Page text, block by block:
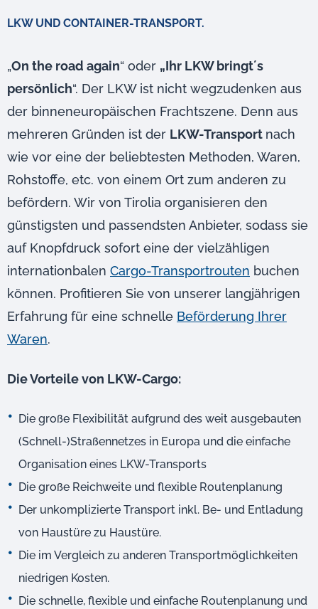
LKW UND CONTAINER-TRANSPORT.
„On the road again“ oder „Ihr LKW bringt´s
persönlich“. Der LKW ist nicht wegzudenken aus
der binneneuropäischen Frachtszene. Denn aus
mehreren Gründen ist der LKW-Transport nach
wie vor eine der beliebtesten Methoden, Waren,
Rohstoffe, etc. von einem Ort zum anderen zu
befördern. Wir von Tirolia organisieren den
günstigsten und passendsten Anbieter, sodass sie
auf Knopfdruck sofort eine der vielzähligen
internationbalen Cargo-Transportrouten buchen
können. Profitieren Sie von unserer langjährigen
Erfahrung für eine schnelle Beförderung Ihrer
Waren.
Die Vorteile von LKW-Cargo:
Die große Flexibilität aufgrund des weit ausgebauten
(Schnell-)Straßennetzes in Europa und die einfache
Organisation eines LKW-Transports
Die große Reichweite und flexible Routenplanung
Der unkomplizierte Transport inkl. Be- und Entladung
von Haustüre zu Haustüre.
Die im Vergleich zu anderen Transportmöglichkeiten
niedrigen Kosten.
Die schnelle, flexible und einfache Routenplanung und